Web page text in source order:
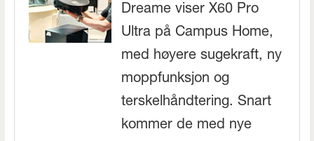
Dreame viser X60 Pro
Ultra på Campus Home,
med høyere sugekraft, ny
moppfunksjon og
terskelhåndtering. Snart
kommer de med nye